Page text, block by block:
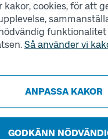
kakor, cookies, för att
Så använder vi
ANPASSA KAKOR
GODKÄNN
Läge
A
Läge
B